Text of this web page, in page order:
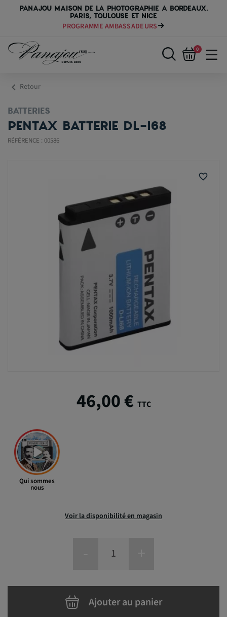
PANAJOU MAISON DE LA PHOTOGRAPHIE A BORDEAUX,
PARIS, TOULOUSE ET NICE
PROGRAMME AMBASSADEURS
0
chevron_left Retour
BATTERIES
PENTAX BATTERIE DL-I68
RÉFÉRENCE : 00586
favorite_border
46,00 € TTC
Qui sommes
nous
Voir la disponibilité en magasin
Ajouter au panier